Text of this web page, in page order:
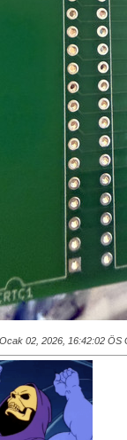
02, 2026, 16:42:02 ÖS